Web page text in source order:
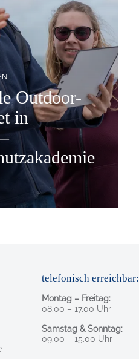
Outdoor-
in
9 8 0
6 0 0 0
sylt.de
telefonisch erreichbar:
Montag – Freitag:
08.00 – 17.00 Uhr
Samstag & Sonntag:
09.00 – 15.00 Uhr